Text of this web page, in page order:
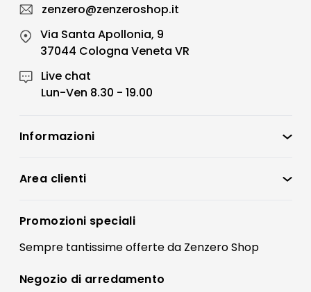
zenzero@zenzeroshop.it
Via Santa Apollonia, 9
37044 Cologna Veneta VR
Live chat
Lun-Ven 8.30 - 19.00
Informazioni
Condizioni di vendita
Preferenze Cookies
Termini e condizioni
Contatti
Area clienti
Registrati
Il mio account
Promozioni speciali
Sempre tantissimeofferteda Zenzero Shop
Negozio di arredamento